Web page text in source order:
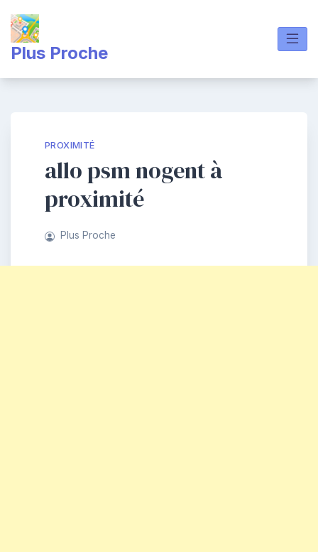
content
Plus Proche
PROXIMITÉ
allo psm nogent à
proximité
Plus Proche